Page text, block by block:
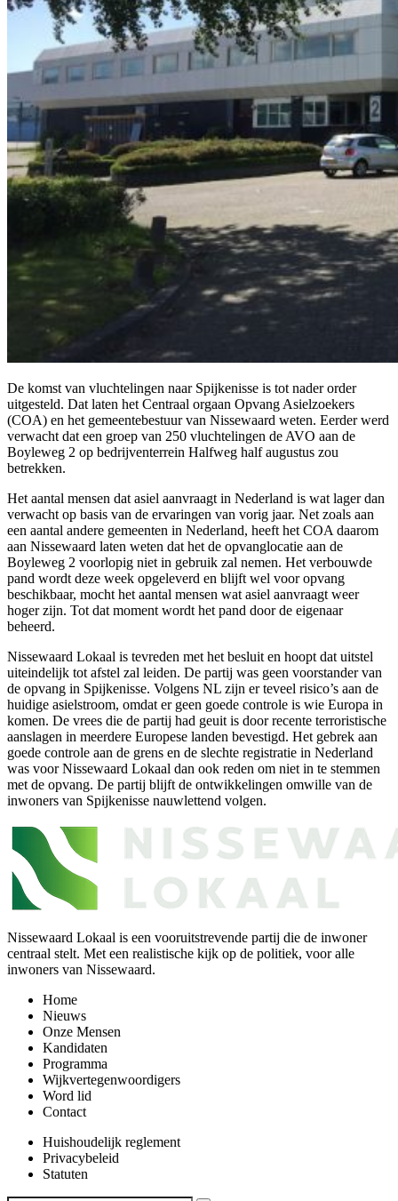
De komst van vluchtelingen naar Spijkenisse is tot nader order
uitgesteld. Dat laten het Centraal orgaan Opvang Asielzoekers
(COA) en het gemeentebestuur van Nissewaard weten. Eerder werd
verwacht dat een groep van 250 vluchtelingen de AVO aan de
Boyleweg 2 op bedrijventerrein Halfweg half augustus zou
betrekken.
Het aantal mensen dat asiel aanvraagt in Nederland is wat lager dan
verwacht op basis van de ervaringen van vorig jaar. Net zoals aan
een aantal andere gemeenten in Nederland, heeft het COA daarom
aan Nissewaard laten weten dat het de opvanglocatie aan de
Boyleweg 2 voorlopig niet in gebruik zal nemen. Het verbouwde
pand wordt deze week opgeleverd en blijft wel voor opvang
beschikbaar, mocht het aantal mensen wat asiel aanvraagt weer
hoger zijn. Tot dat moment wordt het pand door de eigenaar
beheerd.
Nissewaard Lokaal is tevreden met het besluit en hoopt dat uitstel
uiteindelijk tot afstel zal leiden. De partij was geen voorstander van
de opvang in Spijkenisse. Volgens NL zijn er teveel risico’s aan de
huidige asielstroom, omdat er geen goede controle is wie Europa in
komen. De vrees die de partij had geuit is door recente terroristische
aanslagen in meerdere Europese landen bevestigd. Het gebrek aan
goede controle aan de grens en de slechte registratie in Nederland
was voor Nissewaard Lokaal dan ook reden om niet in te stemmen
met de opvang. De partij blijft de ontwikkelingen omwille van de
inwoners van Spijkenisse nauwlettend volgen.
Nissewaard Lokaal is een vooruitstrevende partij die de inwoner
centraal stelt. Met een realistische kijk op de politiek, voor alle
inwoners van Nissewaard.
Home
Nieuws
Onze Mensen
Kandidaten
Programma
Wijkvertegenwoordigers
Word lid
Contact
Huishoudelijk reglement
Privacybeleid
Statuten